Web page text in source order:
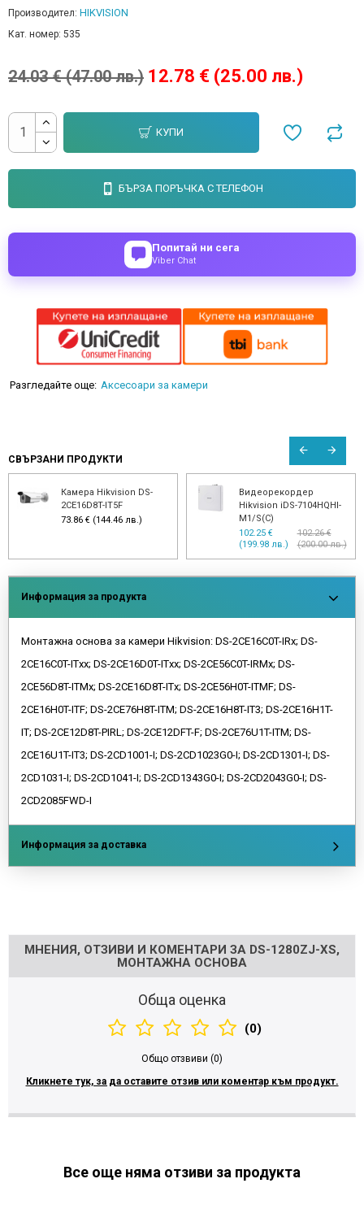
Производител: HIKVISION
Кат. номер: 535
12.78 € (25.00 лв.)
24.03 € (47.00 лв.)
КУПИ
БЪРЗА ПОРЪЧКА С ТЕЛЕФОН
Попитай ни сега
Viber Chat
Разгледайте още: Аксесоари за камери
СВЪРЗАНИ ПРОДУКТИ
Камера Hikvision DS-
2CE16D8T-IT5F
73.86 € (144.46 лв.)
Видеорекордер
Hikvision iDS-7104HQHI-
M1/S(C)
102.25 €
(199.98 лв.)
102.26 €
(200.00 лв.)
Информация за продукта
Монтажна основа за камери Hikvision: DS-2CE16C0T-IRx; DS-
2CE16C0T-ITxx; DS-2CE16D0T-ITxx; DS-2CE56C0T-IRMx; DS-
2CE56D8T-ITMx; DS-2CE16D8T-ITx; DS-2CE56H0T-ITMF; DS-
2CE16H0T-ITF; DS-2CE76H8T-ITM; DS-2CE16H8T-IT3; DS-2CE16H1T-
IT; DS-2CE12D8T-PIRL; DS-2CE12DFT-F; DS-2CE76U1T-ITM; DS-
2CE16U1T-IT3; DS-2CD1001-I; DS-2CD1023G0-I; DS-2CD1301-I; DS-
2CD1031-I; DS-2CD1041-I; DS-2CD1343G0-I; DS-2CD2043G0-I; DS-
2CD2085FWD-I
Информация за доставка
МНЕНИЯ, ОТЗИВИ И КОМЕНТАРИ ЗА DS-1280ZJ-XS,
МОНТАЖНА ОСНОВА
Обща оценка
(0)
Общо отзвиви (0)
Кликнете тук, за да оставите отзив или коментар към продукт.
Все още няма отзиви за продукта